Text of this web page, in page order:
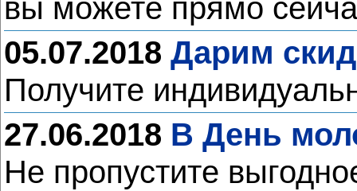
вы можете прямо
05.07.2018 Дарим
Получите
27.06.2018 В День
Не пропустите